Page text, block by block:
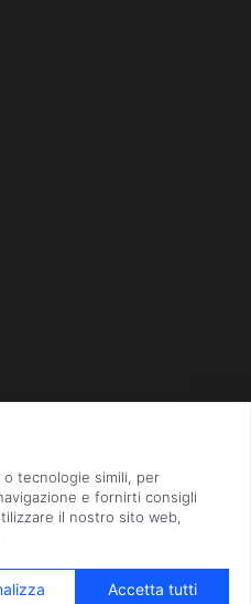
Sociale i.v. € 800.000,00